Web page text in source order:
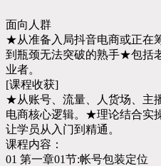
面向人群
★从准备入局抖音电商或正在
到瓶颈无法突破的熟手★包括
业者。
[课程收获]
★从账号、流量、人货场、主
电商核心逻辑。★理论结合实
让学员从入门到精通。
课程内容：
01 第一章01节:帐号包装定位